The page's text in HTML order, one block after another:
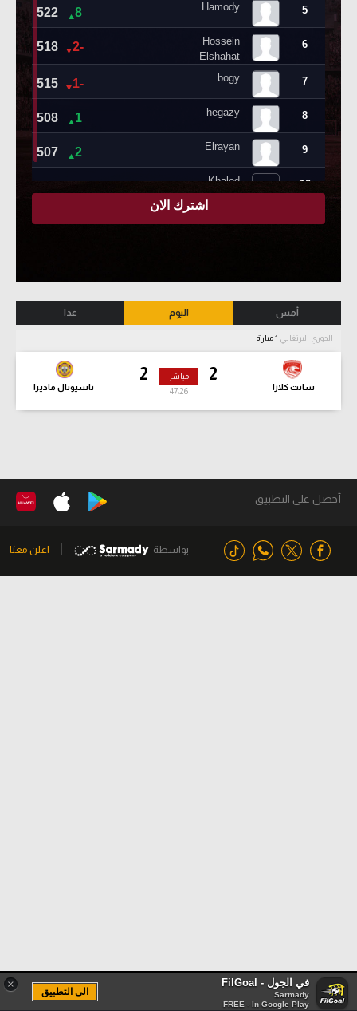
أمس اليوم غدا
الدوري البرتغالي
2
سانت كلارا
2
ناسيونال ماديرا
مباشر
47:27
أحصل على التطبيق
بواسطة اعلن معنا
× في الجول - FilGoal
Sarmady
FREE - In Google Play
الى التطبيق